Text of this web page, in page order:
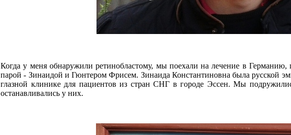
Когда у меня обнаружили ретинобластому, мы поехали на лечение в
парой - Зинаидой и Гюнтером Фрисем. Зинаида Константиновна была русской
глазной клинике для пациентов из стран СНГ в городе Эссен. Мы
останавливались у них.